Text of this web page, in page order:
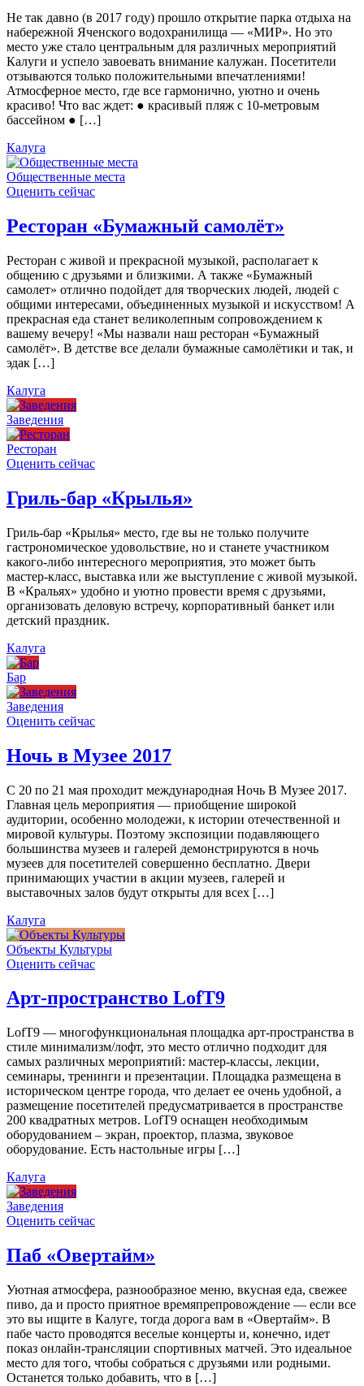
Не так давно (в 2017 году) прошло открытие парка отдыха на
набережной Яченского водохранилища — «МИР». Но это
место уже стало центральным для различных мероприятий
Калуги и успело завоевать внимание калужан. Посетители
отзываются только положительными впечатлениями!
Атмосферное место, где все гармонично, уютно и очень
красиво! Что вас ждет: ● красивый пляж с 10-метровым
бассейном ● […]
Калуга
Общественные места
Оценить сейчас
Ресторан «Бумажный самолёт»
Ресторан с живой и прекрасной музыкой, располагает к
общению с друзьями и близкими. А также «Бумажный
самолет» отлично подойдет для творческих людей, людей с
общими интересами, объединенных музыкой и искусством! А
прекрасная еда станет великолепным сопровождением к
вашему вечеру! «Мы назвали наш ресторан «Бумажный
самолёт». В детстве все делали бумажные самолётики и так, и
эдак […]
Калуга
Заведения
Ресторан
Оценить сейчас
Гриль-бар «Крылья»
Гриль-бар «Крылья» место, где вы не только получите
гастрономическое удовольствие, но и станете участником
какого-либо интересного мероприятия, это может быть
мастер-класс, выставка или же выступление с живой музыкой.
В «Кральях» удобно и уютно провести время с друзьями,
организовать деловую встречу, корпоративный банкет или
детский праздник.
Калуга
Бар
Заведения
Оценить сейчас
Ночь в Музее 2017
С 20 по 21 мая проходит международная Ночь В Музее 2017.
Главная цель мероприятия — приобщение широкой
аудитории, особенно молодежи, к истории отечественной и
мировой культуры. Поэтому экспозиции подавляющего
большинства музеев и галерей демонстрируются в ночь
музеев для посетителей совершенно бесплатно. Двери
принимающих участии в акции музеев, галерей и
выставочных залов будут открыты для всех […]
Калуга
Объекты Культуры
Оценить сейчас
Арт-пространство LofT9
LofT9 — многофункциональная площадка арт-пространства в
стиле минимализм/лофт, это место отлично подходит для
самых различных мероприятий: мастер-классы, лекции,
семинары, тренинги и презентации. Площадка размещена в
историческом центре города, что делает ее очень удобной, а
размещение посетителей предусматривается в пространстве
200 квадратных метров. LofT9 оснащен необходимым
оборудованием – экран, проектор, плазма, звуковое
оборудование. Есть настольные игры […]
Калуга
Заведения
Оценить сейчас
Паб «Овертайм»
Уютная атмосфера, разнообразное меню, вкусная еда, свежее
пиво, да и просто приятное времяпрепровождение — если все
это вы ищите в Калуге, тогда дорога вам в «Овертайм». В
пабе часто проводятся веселые концерты и, конечно, идет
показ онлайн-трансляции спортивных матчей. Это идеальное
место для того, чтобы собраться с друзьями или родными.
Останется только добавить, что в […]